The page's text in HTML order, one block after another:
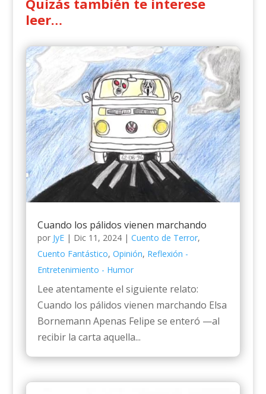
leer…
Cuando los pálidos vienen marchando
por JyE| Dic 11, 2024| Cuento de Terror,
Cuento Fantástico, Opinión, Reflexión -
Entretenimiento - Humor
Lee atentamente el siguiente relato:
Cuando los pálidos vienen marchando Elsa
Bornemann Apenas Felipe se enteró —al
recibir la carta aquella...